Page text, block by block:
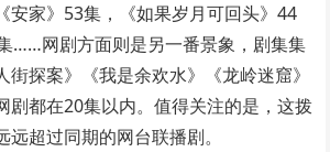
安家》53集，《如果岁月可回头》44
……网剧方面则是另一番景象，剧集集
街探案》《我是余欢水》《龙岭迷窟》
剧都在20集以内。值得关注的是，这拨
超过同期的网台联播剧。